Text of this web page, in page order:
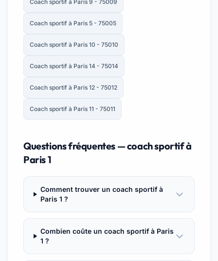
Coach sportif à Paris 9 - 75009
Coach sportif à Paris 5 - 75005
Coach sportif à Paris 10 - 75010
Coach sportif à Paris 14 - 75014
Coach sportif à Paris 12 - 75012
Coach sportif à Paris 11 - 75011
Questions fréquentes — coach sportif à
Paris 1
Comment trouver un coach sportif à
Paris 1 ?
Combien coûte un coach sportif à Paris
1 ?